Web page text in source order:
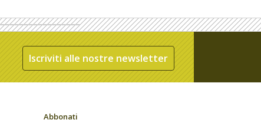
Iscriviti alle nostre newsletter
Abbonati